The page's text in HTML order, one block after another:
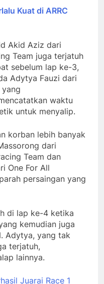
Kuat di ARRC
Akid Aziz dari
Team juga terjatuh
sebelum lap ke-3,
Adytya Fauzi dari
waktu
untuk menyalip.
korban lebih banyak
dari
Team dan
One For All
persaingan yang
di lap ke-4 ketika
kemudian juga
Adytya, yang tak
terjatuh,
lainnya.
Juarai Race 1